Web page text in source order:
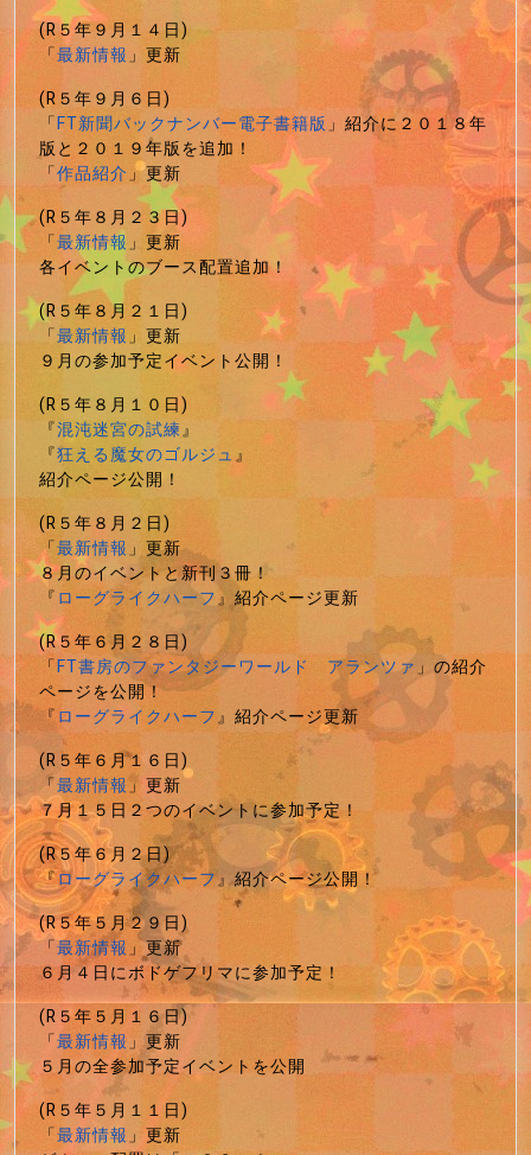
(R５年９月１４日)
「最新情報」更新
(R５年９月６日)
「FT新聞バックナンバー電子書籍版」紹介に２０１８年
版と２０１９年版を追加！
「作品紹介」更新
(R５年８月２３日)
「最新情報」更新
各イベントのブース配置追加！
(R５年８月２１日)
「最新情報」更新
９月の参加予定イベント公開！
(R５年８月１０日)
『混沌迷宮の試練』
『狂える魔女のゴルジュ』
紹介ページ公開！
(R５年８月２日)
「最新情報」更新
８月のイベントと新刊３冊！
『ローグライクハーフ』紹介ページ更新
(R５年６月２８日)
「FT書房のファンタジーワールド アランツァ」の紹介
ページを公開！
『ローグライクハーフ』紹介ページ更新
(R５年６月１６日)
「最新情報」更新
７月１５日２つのイベントに参加予定！
(R５年６月２日)
『ローグライクハーフ』紹介ページ公開！
(R５年５月２９日)
「最新情報」更新
６月４日にボドゲフリマに参加予定！
(R５年５月１６日)
「最新情報」更新
５月の全参加予定イベントを公開
(R５年５月１１日)
「最新情報」更新